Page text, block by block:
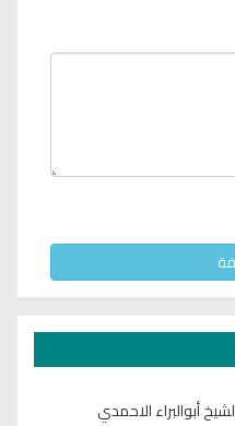
أبوالبراء الاحمدي